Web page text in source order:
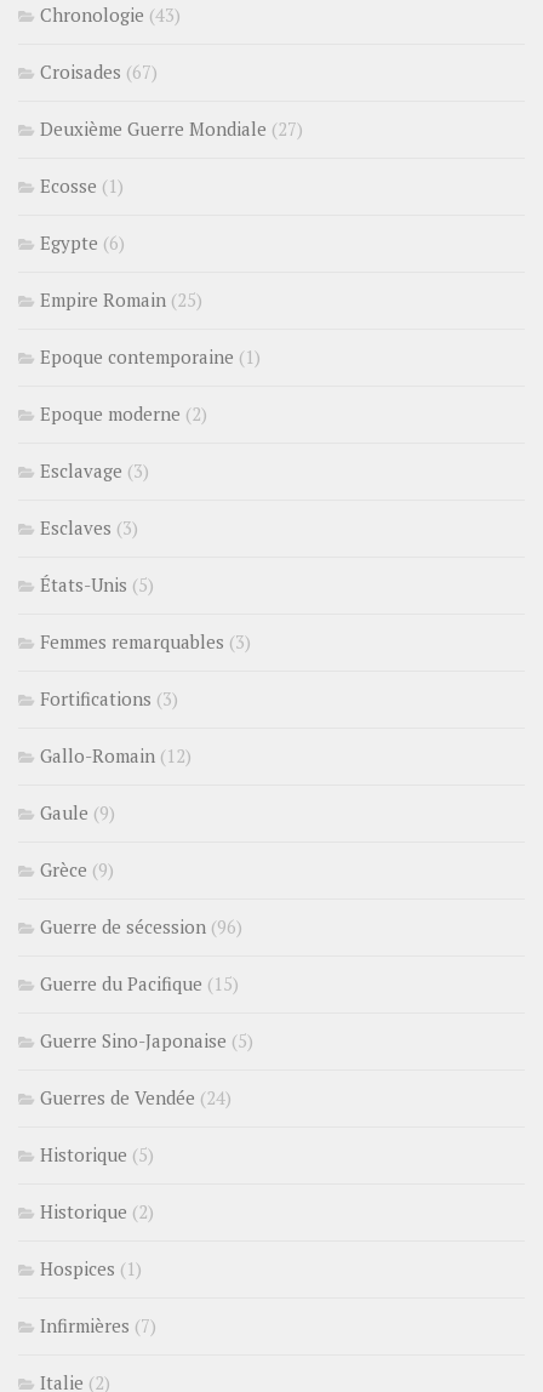
Chronologie (43)
Croisades (67)
Deuxième Guerre Mondiale (27)
Ecosse (1)
Egypte (6)
Empire Romain (25)
Epoque contemporaine (1)
Epoque moderne (2)
Esclavage (3)
Esclaves (3)
États-Unis (5)
Femmes remarquables (3)
Fortifications (3)
Gallo-Romain (12)
Gaule (9)
Grèce (9)
Guerre de sécession (96)
Guerre du Pacifique (15)
Guerre Sino-Japonaise (5)
Guerres de Vendée (24)
Historique (5)
Historique (2)
Hospices (1)
Infirmières (7)
Italie (2)